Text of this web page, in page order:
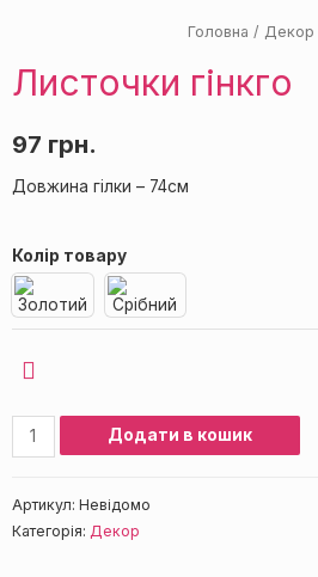
Головна / Декор
Листочки гінкго
97 грн.
Довжина гілки – 74см
Колір товару
Додати в кошик
Артикул: Невідомо
Категорія: Декор